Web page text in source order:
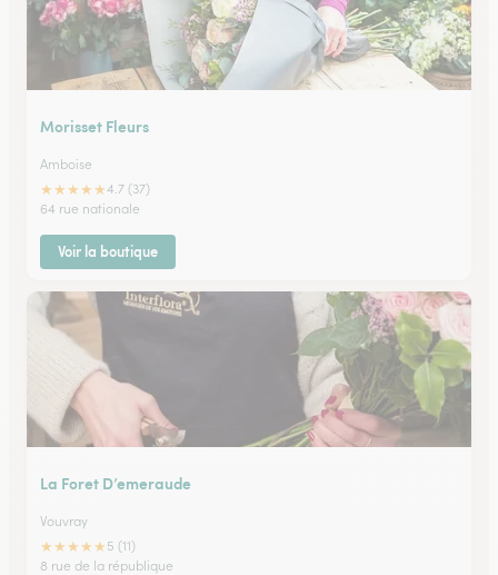
Morisset Fleurs
Amboise
★★★★★4.7 (37)
64 rue nationale
Voir la boutique
La Foret D’emeraude
Vouvray
★★★★★ 5 (11)
8 rue de la république